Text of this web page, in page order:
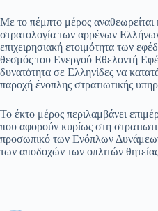
Με το πέμπτο μέρος αναθεωρείται
στρατολογία των αρρένων
επιχειρησιακή ετοιμότητα των
θεσμός του Ενεργού Εθελοντή
δυνατότητα σε Ελληνίδες να
παροχή ένοπλης στρατιωτικής
Το έκτο μέρος περιλαμβάνει
που αφορούν κυρίως στη
προσωπικό των Ενόπλων
των αποδοχών των οπλιτών